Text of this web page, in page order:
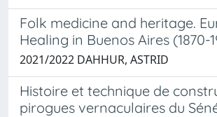
Folk medicine and heritage.
Healing in Buenos Aires (1870-
2021/2022 DAHHUR, ASTRID
Histoire et technique de
pirogues vernaculaires du